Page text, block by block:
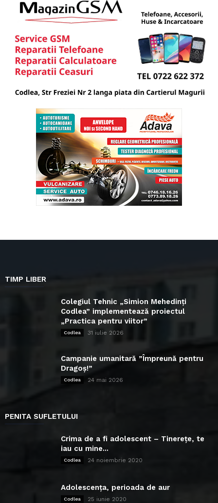
TIMP LIBER
Colegiul Tehnic „Simion Mehedinți
Codlea” implementează proiectul
„Practica pentru viitor”
Codlea 31 iulie 2026
Campanie umanitară ”Împreună pentru
Dragoș!”
Codlea 24 mai 2026
PENITA SUFLETULUI
Crima de a fi adolescent – Tinerețe, te
iau cu mine...
Codlea 24 noiembrie 2020
Adolescența, perioada de aur
Codlea 25 iunie 2020